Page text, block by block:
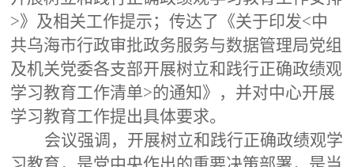
>》及相关工作提示；传达了《关于印发<中
共乌海市行政审批政务服务与数据管理局党组
及机关党委各支部开展树立和践行正确政绩观
学习教育工作清单>的通知》，并对中心开展
学习教育工作提出具体要求。
会议强调，开展树立和践行正确政绩观学